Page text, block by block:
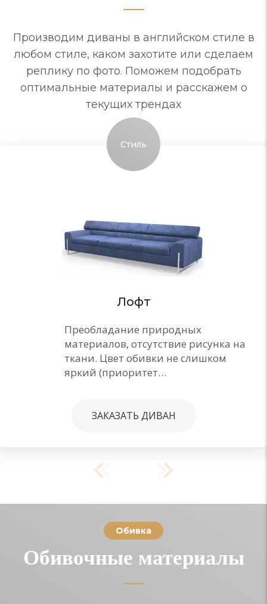
Производим диваны в английском стиле в
любом стиле, каком захотите или сделаем
реплику по фото. Поможем подобрать
оптимальные материалы и расскажем о
текущих трендах
Стиль
Лофт
Преобладание природных
материалов, отсутствие рисунка на
ткани. Цвет обивки не слишком
яркий (приоритет…
ЗАКАЗАТЬ ДИВАН
Обивка
Обивочные материалы